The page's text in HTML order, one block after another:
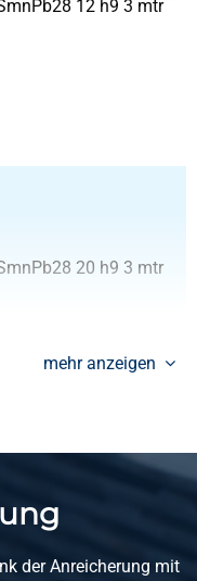
12 h9 3 mtr
20 h9 3 mtr
22 h9 3 mtr
mehr anzeigen
der Anreicherung mit